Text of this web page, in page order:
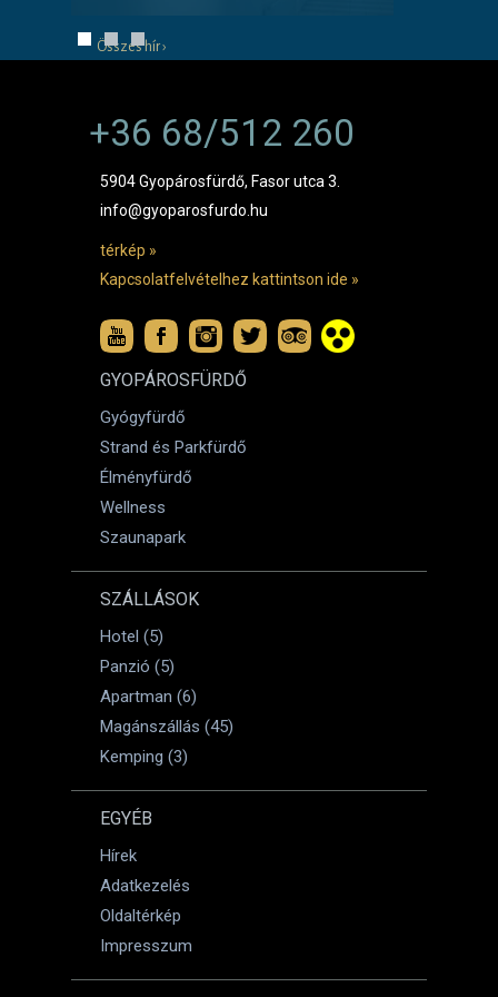
Összes hír ›
+36 68/512 260
5904 Gyopárosfürdő, Fasor utca 3.
info@gyoparosfurdo.hu
térkép »
Kapcsolatfelvételhez kattintson ide »
GYOPÁROSFÜRDŐ
Gyógyfürdő
Strand és Parkfürdő
Élményfürdő
Wellness
Szaunapark
SZÁLLÁSOK
Hotel (5)
Panzió (5)
Apartman (6)
Magánszállás (45)
Kemping (3)
EGYÉB
Hírek
Adatkezelés
Oldaltérkép
Impresszum